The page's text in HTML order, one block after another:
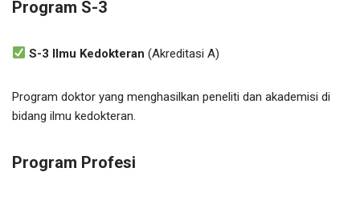
Program S-3
S-3 Ilmu Kedokteran (Akreditasi A)
Program doktor yang menghasilkan peneliti dan akademisi di
bidang ilmu kedokteran.
Program Profesi